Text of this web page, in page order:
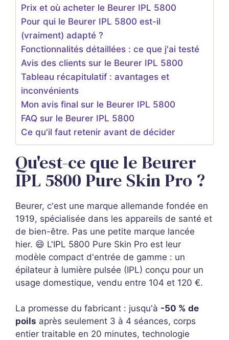
Prix et où acheter le Beurer IPL 5800
Pour qui le Beurer IPL 5800 est-il
(vraiment) adapté ?
Fonctionnalités détaillées : ce que j'ai testé
Avis des clients sur le Beurer IPL 5800
Tableau récapitulatif : avantages et
inconvénients
Mon avis final sur le Beurer IPL 5800
FAQ sur le Beurer IPL 5800
Ce qu'il faut retenir avant de décider
Qu'est-ce que le Beurer
IPL 5800 Pure Skin Pro ?
Beurer, c'est une marque allemande fondée en
1919, spécialisée dans les appareils de santé et
de bien-être. Pas une petite marque lancée
hier. 😄 L'IPL 5800 Pure Skin Pro est leur
modèle compact d'entrée de gamme : un
épilateur à lumière pulsée (IPL) conçu pour un
usage domestique, vendu entre 104 et 120 €.
La promesse du fabricant : jusqu'à -50 % de
poils après seulement 3 à 4 séances, corps
entier traitable en 20 minutes, technologie